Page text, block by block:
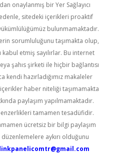
onaylanmış bir Yer Sağlayıcı
sitedeki içerikleri proaktif
bulunmamaktadır.
sorumluluğunu taşımakta olup,
etmiş sayılırlar. Bu internet
şahıs şirketi ile hiçbir bağlantısı
kendi hazırladığımız makaleler
haber niteliği taşımamakta
paylaşım yapılmamaktadır.
tamamen tesadüfidir.
ücretsiz bir bilgi paylaşım
aykırı olduğunu